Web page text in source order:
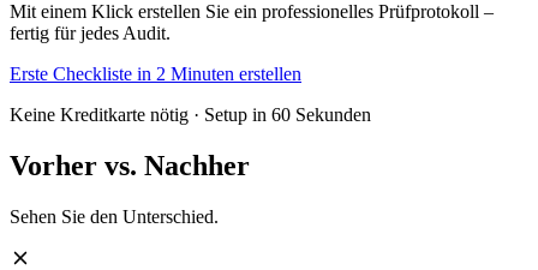
Mit einem Klick erstellen Sie ein professionelles Prüfprotokoll –
fertig für jedes Audit.
Erste Checkliste in 2 Minuten erstellen
Keine Kreditkarte nötig · Setup in 60 Sekunden
Vorher vs. Nachher
Sehen Sie den Unterschied.